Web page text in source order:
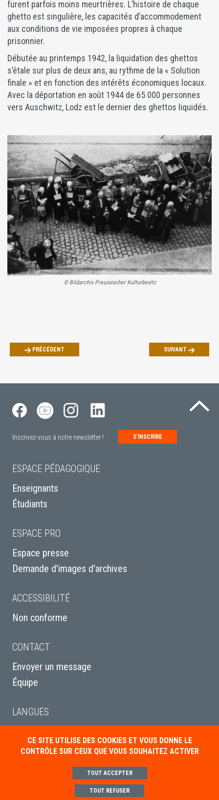
furent parfois moins meurtrières. L’histoire de chaque
ghetto est singulière, les capacités d’accommodement
aux conditions de vie imposées propres à chaque
prisonnier.
Débutée au printemps 1942, la liquidation des ghettos
s’étale sur plus de deux ans, au rythme de la « Solution
finale » et en fonction des intérêts économiques locaux.
Avec la déportation en août 1944 de 65 000 personnes
vers Auschwitz, Lodz est le dernier des ghettos liquidés.
© Bildarchiv Preussischer Kulturbesitz
PRÉCÉDENT SUIVANT
Inscrivez-vous à notre newsletter ! S’INSCRIRE
ESPACE PÉDAGOGIQUE
Enseignants
Étudiants
ESPACE PRO
Espace presse
Demande d'images d'archives
ACCESSIBILITÉ
Non conforme
CONTACT
Envoyer un message
Équipe
LANGUES
Italiano
Politique de gestion des cookies
CE SITE UTILISE DES COOKIES ET VOUS DONNE LE
CONTRÔLE SUR CEUX QUE VOUS SOUHAITEZ ACTIVER
TOUT ACCEPTER
TOUT REFUSER